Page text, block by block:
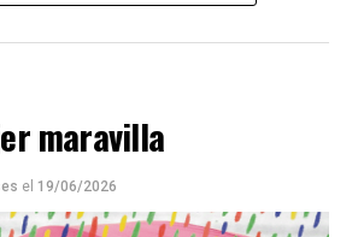
maravilla
el 19/06/2026